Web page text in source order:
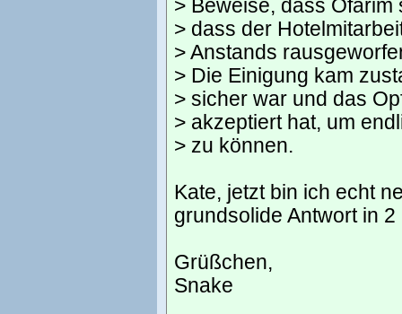
> Beweise, dass
> dass der
> Anstands
> Die Einigung kam
> sicher war und das
> akzeptiert hat, um
> zu können.
Kate, jetzt bin ich echt
grundsolide Antwort in
Grüßchen,
Snake